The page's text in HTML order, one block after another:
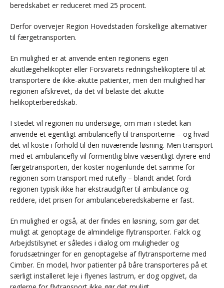
beredskabet er reduceret med 25 procent.
Derfor overvejer Region Hovedstaden forskellige alternativer
til færgetransporten.
En mulighed er at anvende enten regionens egen
akutlægehelikopter eller Forsvarets redningshelikoptere til at
transportere de ikke-akutte patienter, men den mulighed har
regionen afskrevet, da det vil belaste det akutte
helikopterberedskab.
I stedet vil regionen nu undersøge, om man i stedet kan
anvende et egentligt ambulancefly til transporterne – og hvad
det vil koste i forhold til den nuværende løsning. Men transport
med et ambulancefly vil formentlig blive væsentligt dyrere end
færgetransporten, der koster nogenlunde det samme for
regionen som transport med rutefly – blandt andet fordi
regionen typisk ikke har ekstraudgifter til ambulance og
reddere, idet prisen for ambulanceberedskaberne er fast.
En mulighed er også, at der findes en løsning, som gør det
muligt at genoptage de almindelige flytransporter. Falck og
Arbejdstilsynet er således i dialog om muligheder og
forudsætninger for en genoptagelse af flytransporterne med
Cimber. En model, hvor patienter på båre transporteres på et
særligt installeret leje i flyenes lastrum, er dog opgivet, da